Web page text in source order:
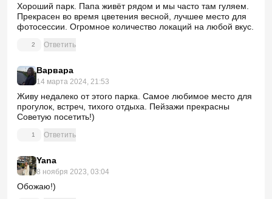
Хороший парк. Папа живёт рядом и мы часто там гуляем.
Прекрасен во время цветения весной, лучшее место для
фотосессии. Огромное количество локаций на любой вкус.
2 Ответить
Варвара
14 марта 2024, 21:53
Живу недалеко от этого парка. Самое любимое место для
прогулок, встреч, тихого отдыха. Пейзажи прекрасны
Советую посетить!)
1 Ответить
Yana
8 ноября 2023, 03:04
Обожаю!)